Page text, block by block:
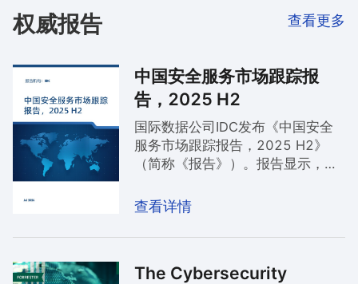
权威报告 查看更多
中国安全服务市场跟踪报
告，2025 H2
国际数据公司IDC发布《中国安全
服务市场跟踪报告，2025 H2》
（简称《报告》）。报告显示，
体稳定，而奇安信安全咨询服务凭
借深厚实力持续领跑，连续六年位
居该市场份额第一。
查看详情
The Cybersecurity